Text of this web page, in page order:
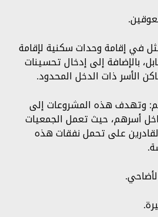
في إقامة وحدات سكنية لإقامة
بالإضافة إلى إدخال تحسينات
الأسر ذات الدخل المحدود.
وتهدف هذه المشروعات إلى
أسرهم، حيث تعمل الجمعيات
على تحمل نفقات هذه